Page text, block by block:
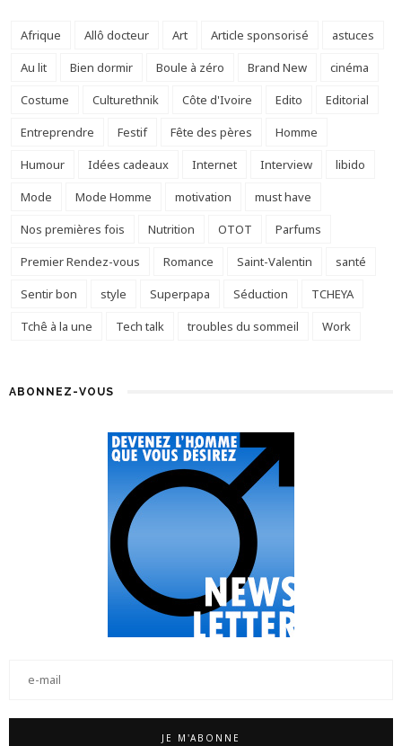
Afrique Allô docteur Art Article sponsorisé
astuces
Au lit
Bien dormir Boule à zéro Brand New
cinéma
Costume
Culturethnik Côte d'Ivoire Edito
Editorial
Entreprendre
Festif Fête des pères
Homme
Humour
Idées cadeaux Internet Interview
libido
Mode
Mode Homme motivation
must have
Nos premières fois
Nutrition OTOT
Parfums
Premier Rendez-vous
Romance Saint-Valentin
santé
Sentir bon
style Superpapa Séduction
TCHEYA
Tchê à la une
Tech talk troubles du sommeil Work
ABONNEZ-VOUS